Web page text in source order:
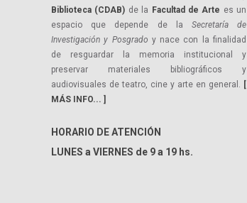
Biblioteca (CDAB) de la Facultad de Arte es un
espacio que depende de la Secretaría de
Investigación y Posgrado y nace con la finalidad
de resguardar la memoria institucional y
preservar materiales bibliográficos y
audiovisuales de teatro, cine y arte en general. [
MÁS INFO... ]
HORARIO DE ATENCIÓN
LUNES a VIERNES de 9 a 19 hs.